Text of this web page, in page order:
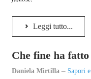
Asteri
Episcatti
Leggi tutto...
Che fine ha
Daniela Mirtilla Sapori